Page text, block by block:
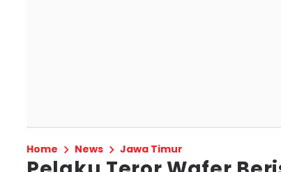
Home News Jawa Timur